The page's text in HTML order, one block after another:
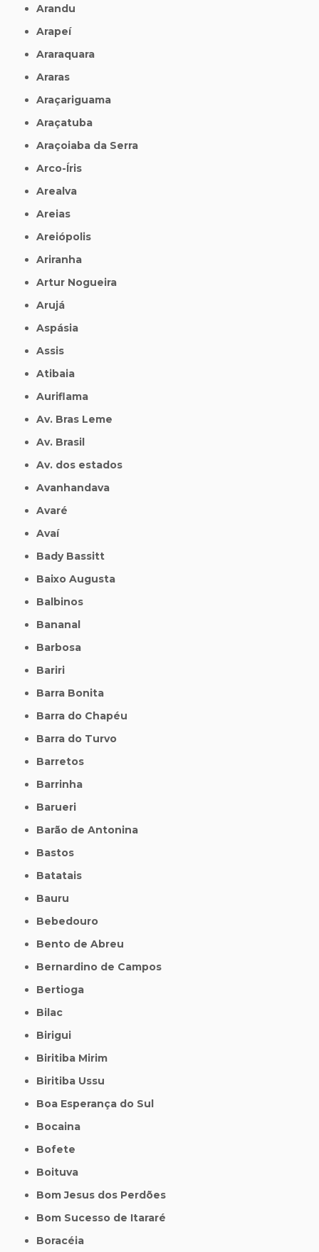
Arandu
Arapeí
Araraquara
Araras
Araçariguama
Araçatuba
Araçoiaba da Serra
Arco-Íris
Arealva
Areias
Areiópolis
Ariranha
Artur Nogueira
Arujá
Aspásia
Assis
Atibaia
Auriflama
Av. Bras Leme
Av. Brasil
Av. dos estados
Avanhandava
Avaré
Avaí
Bady Bassitt
Baixo Augusta
Balbinos
Bananal
Barbosa
Bariri
Barra Bonita
Barra do Chapéu
Barra do Turvo
Barretos
Barrinha
Barueri
Barão de Antonina
Bastos
Batatais
Bauru
Bebedouro
Bento de Abreu
Bernardino de Campos
Bertioga
Bilac
Birigui
Biritiba Mirim
Biritiba Ussu
Boa Esperança do Sul
Bocaina
Bofete
Boituva
Bom Jesus dos Perdões
Bom Sucesso de Itararé
Boracéia